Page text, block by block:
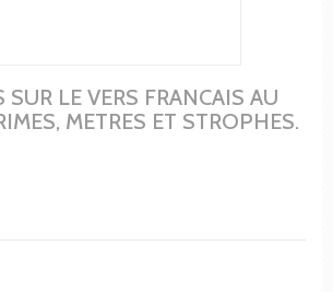
SUR LE VERS FRANCAIS AU
METRES ET STROPHES.